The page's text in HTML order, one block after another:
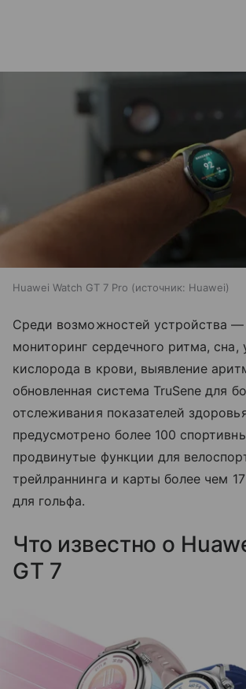
Huawei Watch GT 7 Pro источник: Huawei
Среди возможностей устройства —
мониторинг сердечного ритма, сна,
кислорода в крови, выявление
обновленная система TruSene для
отслеживания показателей
предусмотрено более 100
продвинутые функции для
трейлраннинга и карты более чем
для гольфа.
Что известно о
GT 7